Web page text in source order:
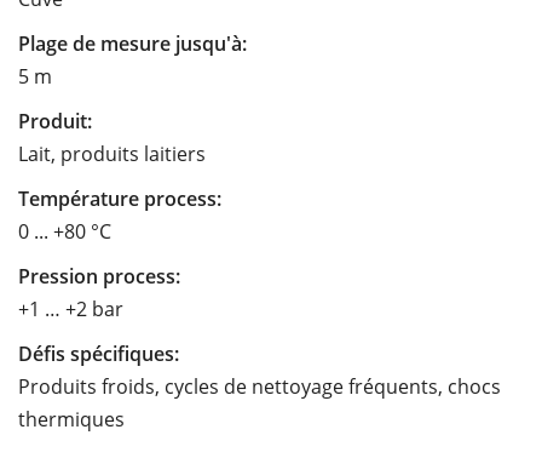
Plage de mesure jusqu'à:
5 m
Produit:
Lait, produits laitiers
Température process:
0 ... +80 °C
Pression process:
+1 … +2 bar
Défis spécifiques:
Produits froids, cycles de nettoyage fréquents, chocs
thermiques